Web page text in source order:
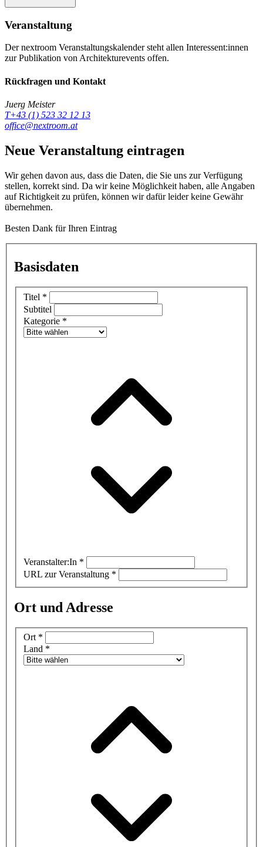
Veranstaltung
Der nextroom Veranstaltungskalender steht allen Interessent:innen
zur Publikation von Architekturevents offen.
Rückfragen und Kontakt
Juerg Meister
T+43 (1) 523 32 12 13
office@nextroom.at
Neue Veranstaltung eintragen
Wir gehen davon aus, dass die Daten, die Sie uns zur Verfügung
stellen, korrekt sind. Da wir keine Möglichkeit haben, alle Angaben
auf Richtigkeit zu prüfen, können wir dafür leider keine Gewähr
übernehmen.
Besten Dank für Ihren Eintrag
Basisdaten
Titel *
Subtitel
Kategorie *
Veranstalter:In *
URL zur Veranstaltung *
Ort und Adresse
Ort *
Land *